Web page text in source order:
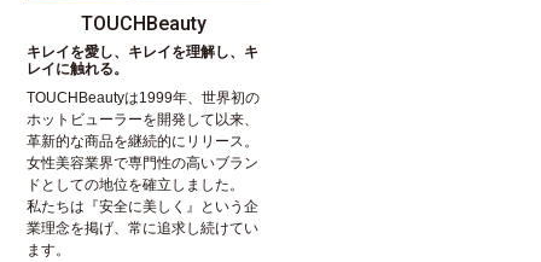
TOUCHBeauty
キレイを愛し、キレイを理解し、キ
レイに触れる。
TOUCHBeautyは1999年、世界初の
ホットビューラーを開発して以来、
革新的な商品を継続的にリリース。
女性美容業界で専門性の高いブラン
ドとしての地位を確立しました。
私たちは『安全に美しく』という企
業理念を掲げ、常に追求し続けてい
ます。